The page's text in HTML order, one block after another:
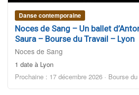
Danse contemporaine
Noces de Sang – Un ballet
Saura – Bourse du Travail – Lyon
Noces de Sang
1 date à Lyon
Prochaine : 17 décembre 2026 · Bourse